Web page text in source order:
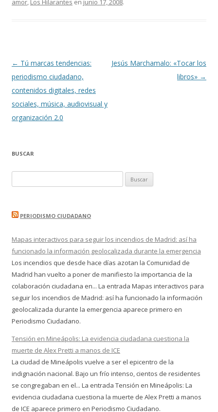
amor, Los Hilarantes en junio 17, 2008.
Navegación
de
entradas
← Tú marcas tendencias:
periodismo ciudadano,
contenidos digitales, redes
sociales, música, audiovisual y
organización 2.0
Jesús Marchamalo: «Tocar los
libros» →
BUSCAR
PERIODISMO CIUDADANO
Mapas interactivos para seguir los incendios de Madrid: así ha
funcionado la información geolocalizada durante la emergencia
Los incendios que desde hace días azotan la Comunidad de
Madrid han vuelto a poner de manifiesto la importancia de la
colaboración ciudadana en... La entrada Mapas interactivos para
seguir los incendios de Madrid: así ha funcionado la información
geolocalizada durante la emergencia aparece primero en
Periodismo Ciudadano.
Tensión en Mineápolis: La evidencia ciudadana cuestiona la
muerte de Alex Pretti a manos de ICE
La ciudad de Mineápolis vuelve a ser el epicentro de la
indignación nacional. Bajo un frío intenso, cientos de residentes
se congregaban en el... La entrada Tensión en Mineápolis: La
evidencia ciudadana cuestiona la muerte de Alex Pretti a manos
de ICE aparece primero en Periodismo Ciudadano.